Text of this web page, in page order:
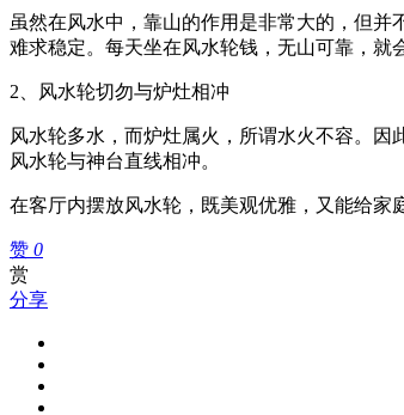
虽然在风水中，靠山的作用是非常大的，但
难求稳定。每天坐在风水轮钱，无山可靠，就
2、风水轮切勿与炉灶相冲
风水轮多水，而炉灶属火，所谓水火不容。
风水轮与神台直线相冲。
在客厅内摆放风水轮，既美观优雅，又能给家
赞 0
赏
分享